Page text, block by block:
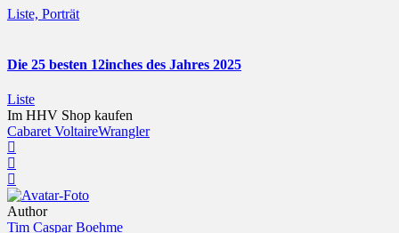
Liste, Porträt
Die 25 besten 12inches des Jahres 2025
Liste
Im HHV Shop kaufen
Cabaret VoltaireWrangler
Author
Tim Caspar Boehme